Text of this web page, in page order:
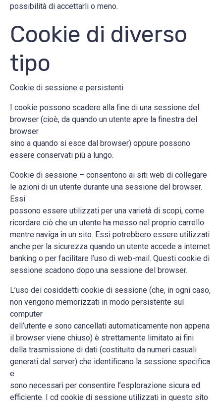
possibilità di accettarli o meno.
Cookie di diverso
tipo
Cookie di sessione e persistenti
I cookie possono scadere alla fine di una sessione del
browser (cioè, da quando un utente apre la finestra del
browser
sino a quando si esce dal browser) oppure possono
essere conservati più a lungo.
Cookie di sessione – consentono ai siti web di collegare
le azioni di un utente durante una sessione del browser.
Essi
possono essere utilizzati per una varietà di scopi, come
ricordare ciò che un utente ha messo nel proprio carrello
mentre naviga in un sito. Essi potrebbero essere utilizzati
anche per la sicurezza quando un utente accede a internet
banking o per facilitare l’uso di web-mail. Questi cookie di
sessione scadono dopo una sessione del browser.
L’uso dei cosiddetti cookie di sessione (che, in ogni caso,
non vengono memorizzati in modo persistente sul
computer
dell’utente e sono cancellati automaticamente non appena
il browser viene chiuso) è strettamente limitato ai fini
della trasmissione di dati (costituito da numeri casuali
generati dal server) che identificano la sessione specifica
e
sono necessari per consentire l’esplorazione sicura ed
efficiente. I cd cookie di sessione utilizzati in questo sito